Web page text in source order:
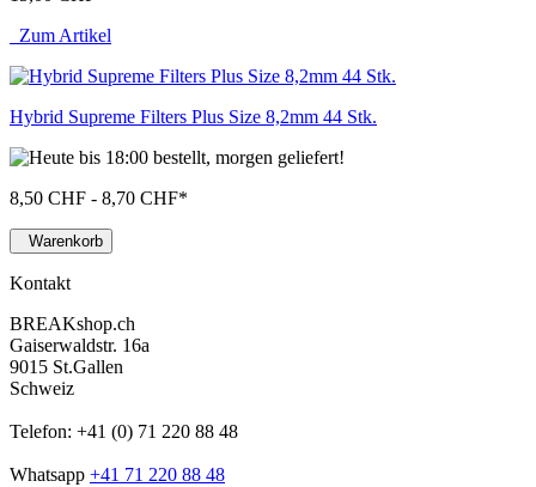
Zum Artikel
Hybrid Supreme Filters Plus Size 8,2mm 44 Stk.
8,50 CHF - 8,70 CHF*
Warenkorb
Kontakt
BREAKshop.ch
Gaiserwaldstr. 16a
9015 St.Gallen
Schweiz
Telefon: +41 (0) 71 220 88 48
Whatsapp +41 71 220 88 48